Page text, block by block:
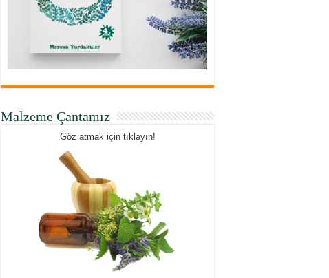
Malzeme Çantamız
Göz atmak için tıklayın!